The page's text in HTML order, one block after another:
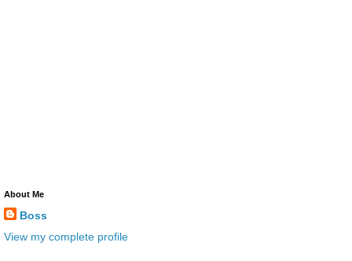
About Me
Boss
View my complete profile